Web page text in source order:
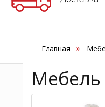
Главная